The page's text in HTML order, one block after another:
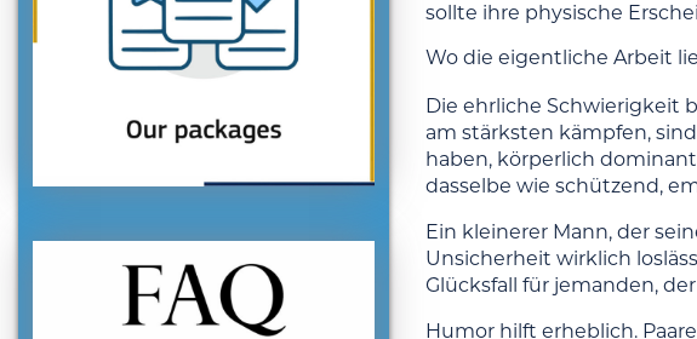
sollte ihre physische
Wo die eigentliche Arbeit
Die ehrliche Schwierigkeit
am stärksten kämpfen,
haben, körperlich
dasselbe wie schützend,
Ein kleinerer Mann, der
Unsicherheit wirklich
Glücksfall für jemanden,
Humor hilft erheblich.